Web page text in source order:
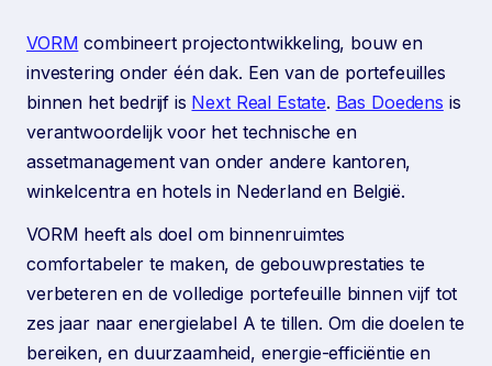
VORM combineert projectontwikkeling, bouw en
investering onder één dak. Een van de portefeuilles
binnen het bedrijf is Next Real Estate. Bas Doedens is
verantwoordelijk voor het technische en
assetmanagement van onder andere kantoren,
winkelcentra en hotels in Nederland en België.
VORM heeft als doel om binnenruimtes
comfortabeler te maken, de gebouwprestaties te
verbeteren en de volledige portefeuille binnen vijf tot
zes jaar naar energielabel A te tillen. Om die doelen te
bereiken, en duurzaamheid, energie-efficiëntie en